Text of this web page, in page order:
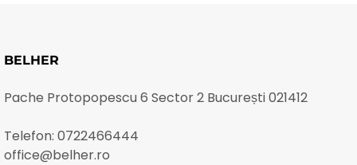
BELHER
Pache Protopopescu 6 Sector 2 București 021412
Telefon: 0722466444
office@belher.ro